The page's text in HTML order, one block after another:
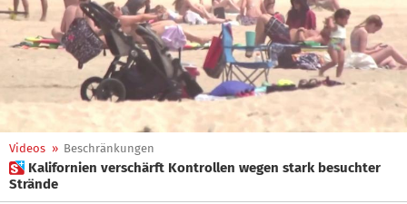
Videos » Beschränkungen
 Kalifornien verschärft Kontrollen wegen stark besuchter
Strände